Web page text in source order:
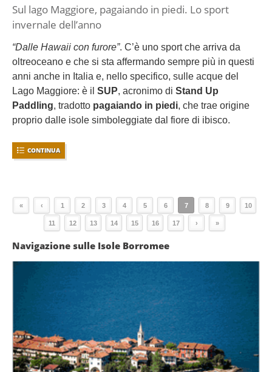
Sul lago Maggiore, pagaiando in piedi. Lo sport
invernale dell’anno
“Dalle Hawaii con furore”. C’è uno sport che arriva da
oltreoceano e che si sta affermando sempre più in questi
anni anche in Italia e, nello specifico, sulle acque del
Lago Maggiore: è il SUP, acronimo di Stand Up
Paddling, tradotto pagaiando in piedi, che trae origine
proprio dalle isole simboleggiate dal fiore di ibisco.
CONTINUA
« ‹ 1 2 3 4 5 6 7 8 9 10
11 12 13 14 15 16 17 › »
Navigazione sulle Isole Borromee